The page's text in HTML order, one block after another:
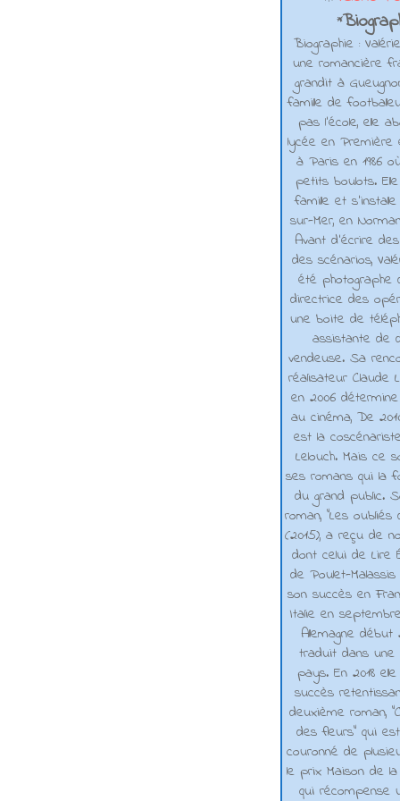
*
Biographie :
une romancière
grandit à
famille de
pas l'école, elle
lycée en
à Paris en 1986
petits boulots.
famille et
sur-Mer, en
Avant d’écrire
des scénarios,
été photographe
directrice des
une boite de
assistante de
vendeuse. Sa
réalisateur Claude
en 2006
au cinéma, De
est la
Lelouch. Mais ce
ses romans qui la
du grand public.
roman, "Les oubliés
(2015), a reçu de
dont celui de Lire
de Poulet-
son succès en
Italie en
Allemagne début
traduit dans une
pays. En 2018
succès
deuxième roman,
des fleurs" qui
couronné de
le prix Maison de la
qui récompense